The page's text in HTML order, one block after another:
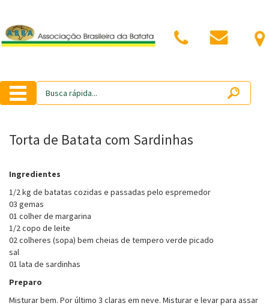
Torta de Batata com Sardinhas
Ingredientes
1/2 kg de batatas cozidas e passadas pelo espremedor
03 gemas
01 colher de margarina
1/2 copo de leite
02 colheres (sopa) bem cheias de tempero verde picado
sal
01 lata de sardinhas
Preparo
Misturar bem. Por último 3 claras em neve. Misturar e levar para assar